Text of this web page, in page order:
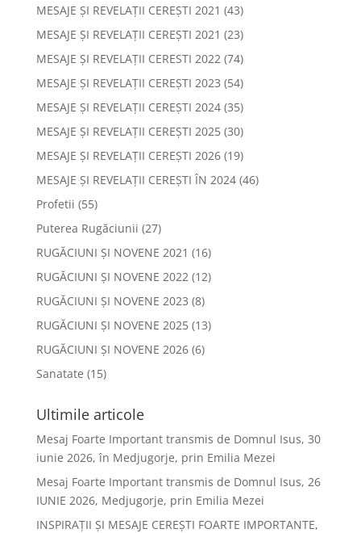
MESAJE ȘI REVELAȚII CEREȘTI 2021 (43)
MESAJE ȘI REVELAȚII CEREȘTI 2021 (23)
MESAJE ȘI REVELAȚII CERESTI 2022(74)
MESAJE ȘI REVELAȚII CEREȘTI 2023 (54)
MESAJE ȘI REVELAȚII CEREȘTI 2024(35)
MESAJE ȘI REVELAȚII CEREȘTI 2025(30)
MESAJE ȘI REVELAȚII CEREȘTI 2026(19)
MESAJE ȘI REVELAȚII CEREȘTI ÎN 2024(46)
Profetii (55)
Puterea Rugăciunii (27)
RUGĂCIUNI ȘI NOVENE 2021 (16)
RUGĂCIUNI ȘI NOVENE 2022(12)
RUGĂCIUNI ȘI NOVENE 2023 (8)
RUGĂCIUNI ȘI NOVENE 2025(13)
RUGĂCIUNI ȘI NOVENE 2026(6)
Sanatate (15)
Ultimile articole
Mesaj Foarte Important transmis de Domnul Isus, 30
iunie 2026, în Medjugorje, prin Emilia Mezei
Mesaj Foarte Important transmis de Domnul Isus, 26
IUNIE 2026, Medjugorje, prin Emilia Mezei
INSPIRAȚII ȘI MESAJE CEREȘTI FOARTE IMPORTANTE,